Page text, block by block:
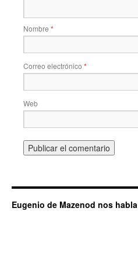
Nombre *
Correo electrónico *
Web
Eugenio de Mazenod nos habla